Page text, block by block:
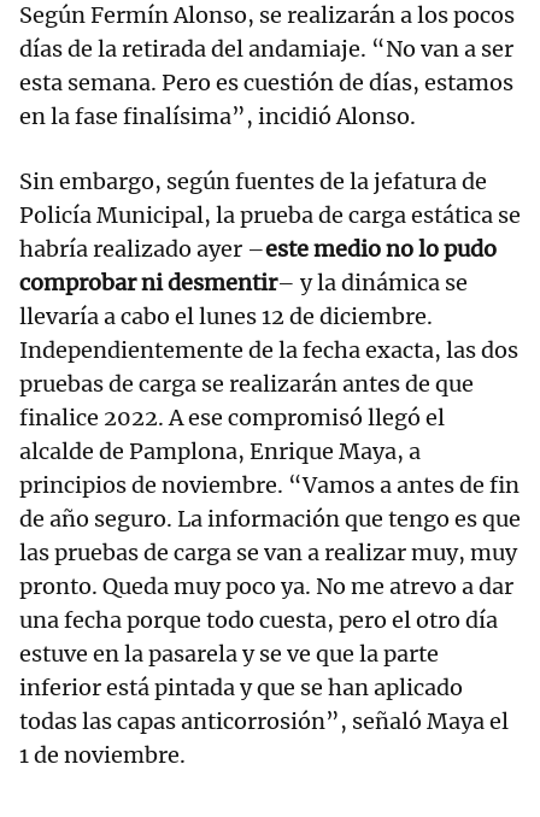
Según Fermín Alonso, se realizarán a los pocos
días de la retirada del andamiaje. “No van a ser
esta semana. Pero es cuestión de días, estamos
en la fase finalísima”, incidió Alonso.
Sin embargo, según fuentes de la jefatura de
Policía Municipal, la prueba de carga estática se
habría realizado ayer –este medio no lo pudo
comprobar ni desmentir– y la dinámica se
llevaría a cabo el lunes 12 de diciembre.
Independientemente de la fecha exacta, las dos
pruebas de carga se realizarán antes de que
finalice 2022. A ese compromisó llegó el
alcalde de Pamplona, Enrique Maya, a
principios de noviembre. “Vamos a antes de fin
de año seguro. La información que tengo es que
las pruebas de carga se van a realizar muy, muy
pronto. Queda muy poco ya. No me atrevo a dar
una fecha porque todo cuesta, pero el otro día
estuve en la pasarela y se ve que la parte
inferior está pintada y que se han aplicado
todas las capas anticorrosión”, señaló Maya el
1 de noviembre.